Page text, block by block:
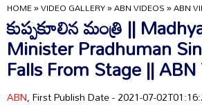
HOME»VIDEO GALLERY»ABN VIDEOS»ABN
కుప్పకూలిన మంత్రి ||
Minister Pradhuman
Falls From Stage ||
ABN, First Publish Date - 2021-07-